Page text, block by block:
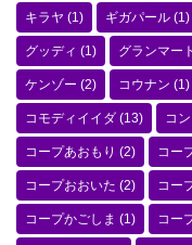
キラヤ (1) ギガパール (1)
グッディ (1) グランマート
ケンゾー (2) コウナン (1)
コモディイイダ (13) コ
コープあおもり (2) コー
コープおおいた (2) コー
コープかごしま (1) コー